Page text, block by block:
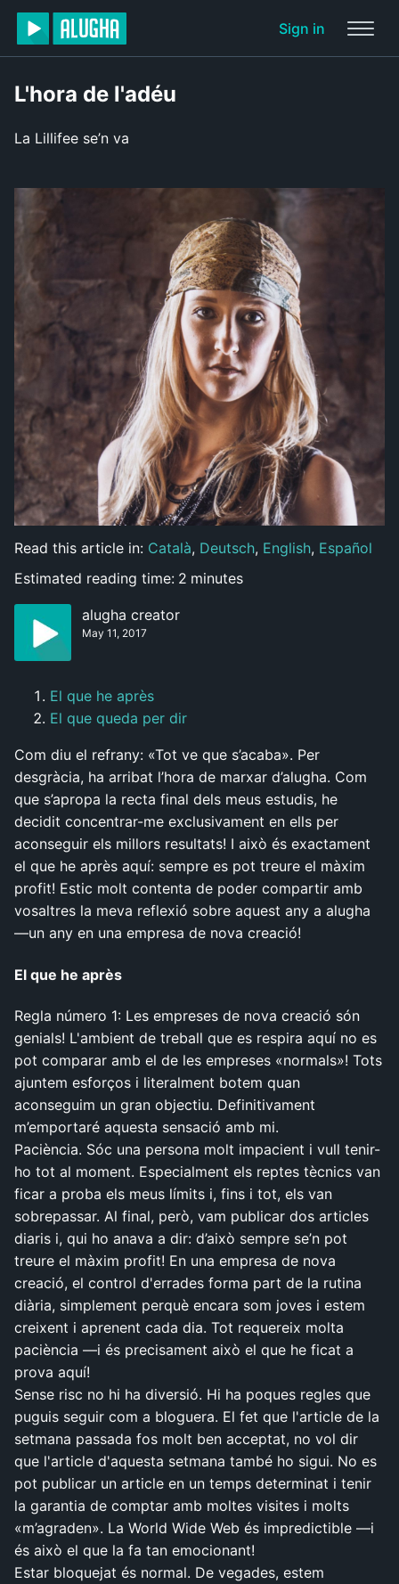
Sign in
L'hora de l'adéu
La Lillifee se’n va
Read this article in: Català, Deutsch, English, Español
Estimated reading time: 2 minutes
alugha creator
May 11, 2017
El que he après
El que queda per dir
Com diu el refrany: «Tot ve que s’acaba». Per
desgràcia, ha arribat l’hora de marxar d’alugha. Com
que s’apropa la recta final dels meus estudis, he
decidit concentrar-me exclusivament en ells per
aconseguir els millors resultats! I això és exactament
el que he après aquí: sempre es pot treure el màxim
profit! Estic molt contenta de poder compartir amb
vosaltres la meva reflexió sobre aquest any a alugha
—un any en una empresa de nova creació!
El que he après
Regla número 1: Les empreses de nova creació són
genials! L'ambient de treball que es respira aquí no es
pot comparar amb el de les empreses «normals»! Tots
ajuntem esforços i literalment botem quan
aconseguim un gran objectiu. Definitivament
m’emportaré aquesta sensació amb mi.
Paciència. Sóc una persona molt impacient i vull tenir-
ho tot al moment. Especialment els reptes tècnics van
ficar a proba els meus límits i, fins i tot, els van
sobrepassar. Al final, però, vam publicar dos articles
diaris i, qui ho anava a dir: d’això sempre se’n pot
treure el màxim profit! En una empresa de nova
creació, el control d'errades forma part de la rutina
diària, simplement perquè encara som joves i estem
creixent i aprenent cada dia. Tot requereix molta
paciència —i és precisament això el que he ficat a
prova aquí!
Sense risc no hi ha diversió. Hi ha poques regles que
puguis seguir com a bloguera. El fet que l'article de la
setmana passada fos molt ben acceptat, no vol dir
que l'article d'aquesta setmana també ho sigui. No es
pot publicar un article en un temps determinat i tenir
la garantia de comptar amb moltes visites i molts
«m’agraden». La World Wide Web és impredictible —i
és això el que la fa tan emocionant!
Estar bloquejat és normal. De vegades, estem